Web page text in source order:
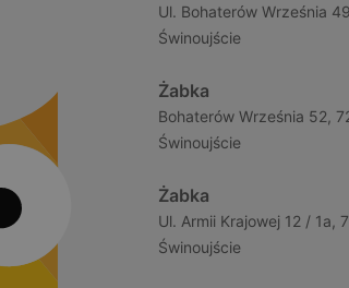
Ul. Bohaterów Września
Świnoujście
Żabka
Bohaterów Września 52,
Świnoujście
Żabka
Ul. Armii Krajowej 12 / 1a,
Świnoujście